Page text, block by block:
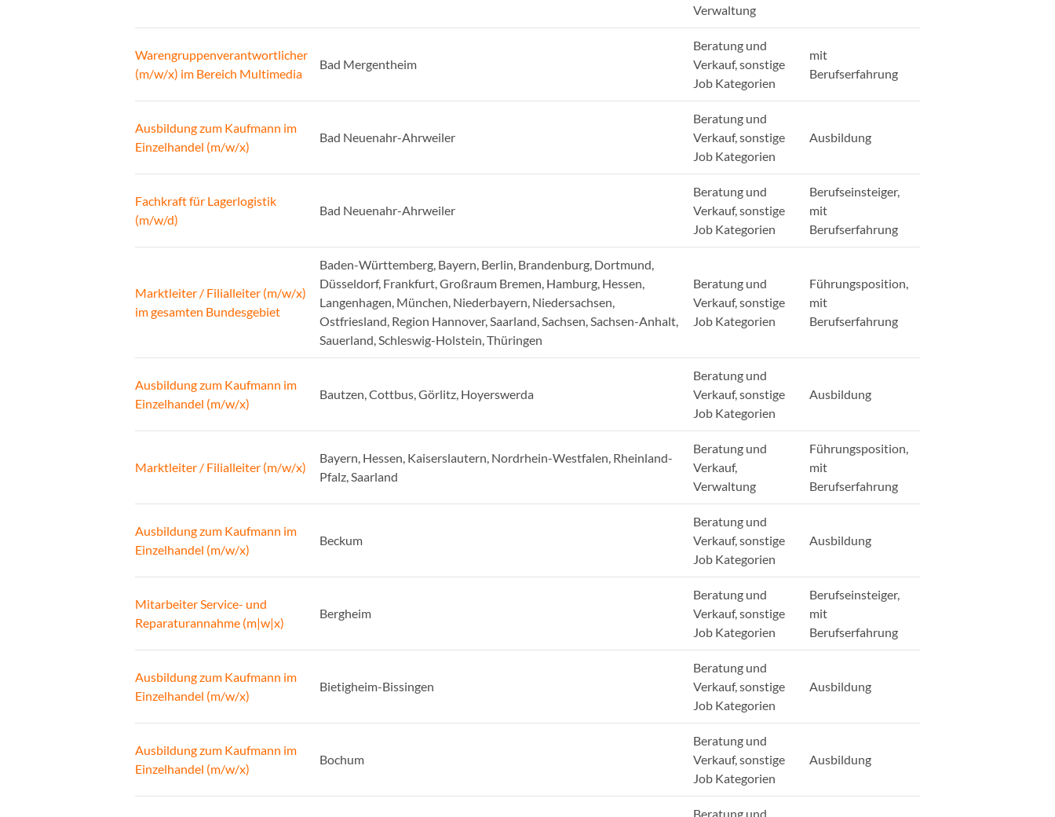
Verwaltung
Warengruppenverantwortlicher
(m/w/x) im Bereich Multimedia
Bad Mergentheim
Beratung und
Verkauf, sonstige
Job Kategorien
mit
Berufserfahrung
Ausbildung zum Kaufmann im
Einzelhandel (m/w/x)
Bad Neuenahr-Ahrweiler
Beratung und
Verkauf, sonstige
Job Kategorien
Ausbildung
Fachkraft für Lagerlogistik
(m/w/d)
Bad Neuenahr-Ahrweiler
Beratung und
Verkauf, sonstige
Job Kategorien
Berufseinsteiger,
mit
Berufserfahrung
Marktleiter / Filialleiter (m/w/x)
im gesamten Bundesgebiet
Baden-Württemberg, Bayern, Berlin, Brandenburg, Dortmund,
Düsseldorf, Frankfurt, Großraum Bremen, Hamburg, Hessen,
Langenhagen, München, Niederbayern, Niedersachsen,
Ostfriesland, Region Hannover, Saarland, Sachsen, Sachsen-Anhalt,
Sauerland, Schleswig-Holstein, Thüringen
Beratung und
Verkauf, sonstige
Job Kategorien
Führungsposition,
mit
Berufserfahrung
Ausbildung zum Kaufmann im
Einzelhandel (m/w/x)
Bautzen, Cottbus, Görlitz, Hoyerswerda
Beratung und
Verkauf, sonstige
Job Kategorien
Ausbildung
Marktleiter / Filialleiter (m/w/x)
Bayern, Hessen, Kaiserslautern, Nordrhein-Westfalen, Rheinland-
Pfalz, Saarland
Beratung und
Verkauf,
Verwaltung
Führungsposition,
mit
Berufserfahrung
Ausbildung zum Kaufmann im
Einzelhandel (m/w/x)
Beckum
Beratung und
Verkauf, sonstige
Job Kategorien
Ausbildung
Mitarbeiter Service- und
Reparaturannahme (m|w|x)
Bergheim
Beratung und
Verkauf, sonstige
Job Kategorien
Berufseinsteiger,
mit
Berufserfahrung
Ausbildung zum Kaufmann im
Einzelhandel (m/w/x)
Bietigheim-Bissingen
Beratung und
Verkauf, sonstige
Job Kategorien
Ausbildung
Ausbildung zum Kaufmann im
Einzelhandel (m/w/x)
Bochum
Beratung und
Verkauf, sonstige
Job Kategorien
Ausbildung
Beratung und